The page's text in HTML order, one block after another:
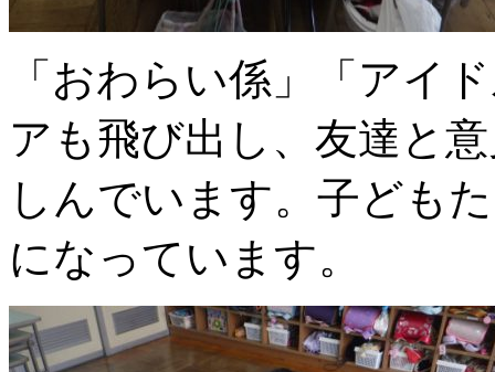
「おわらい係」「アイ
アも飛び出し、友達と
しんでいます。子ども
になっています。